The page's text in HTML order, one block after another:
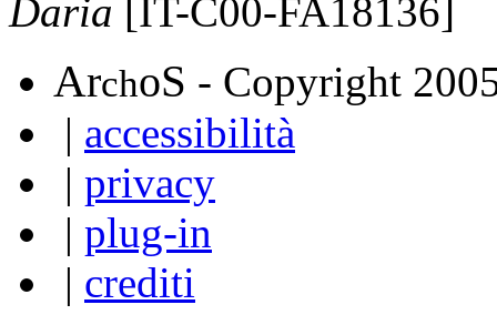
Daria [IT-C00-FA18136]
ArchoS - Copyright
| accessibilità
| privacy
| plug-in
| crediti